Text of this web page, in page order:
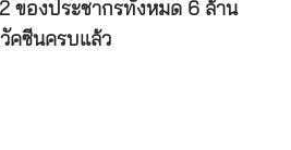
ของประชากรทั้งหมด 6 ล้าน
คซีนครบแล้ว